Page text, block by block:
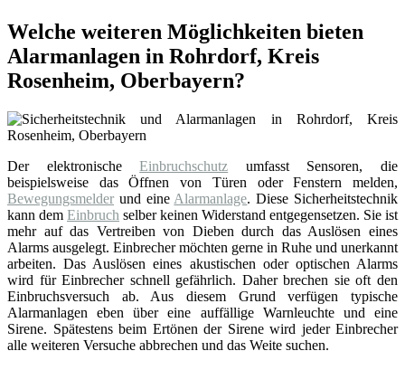
Welche weiteren Möglichkeiten bieten
Alarmanlagen in Rohrdorf, Kreis
Rosenheim, Oberbayern?
Der elektronischeEinbruchschutz umfasst Sensoren, die
beispielsweise das Öffnen von Türen oder Fenstern melden,
Bewegungsmelder und eine Alarmanlage. Diese Sicherheitstechnik
kann dem Einbruch selber keinen Widerstand entgegensetzen. Sie ist
mehr auf das Vertreiben von Dieben durch das Auslösen eines
Alarms ausgelegt. Einbrecher möchten gerne in Ruhe und unerkannt
arbeiten. Das Auslösen eines akustischen oder optischen Alarms
wird für Einbrecher schnell gefährlich. Daher brechen sie oft den
Einbruchsversuch ab. Aus diesem Grund verfügen typische
Alarmanlagen eben über eine auffällige Warnleuchte und eine
Sirene. Spätestens beim Ertönen der Sirene wird jeder Einbrecher
alle weiteren Versuche abbrechen und das Weite suchen.